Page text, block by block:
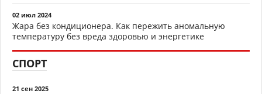
02 июл 2024
Жара без кондиционера. Как пережить аномальную
температуру без вреда здоровью и энергетике
СПОРТ
21 сен 2025